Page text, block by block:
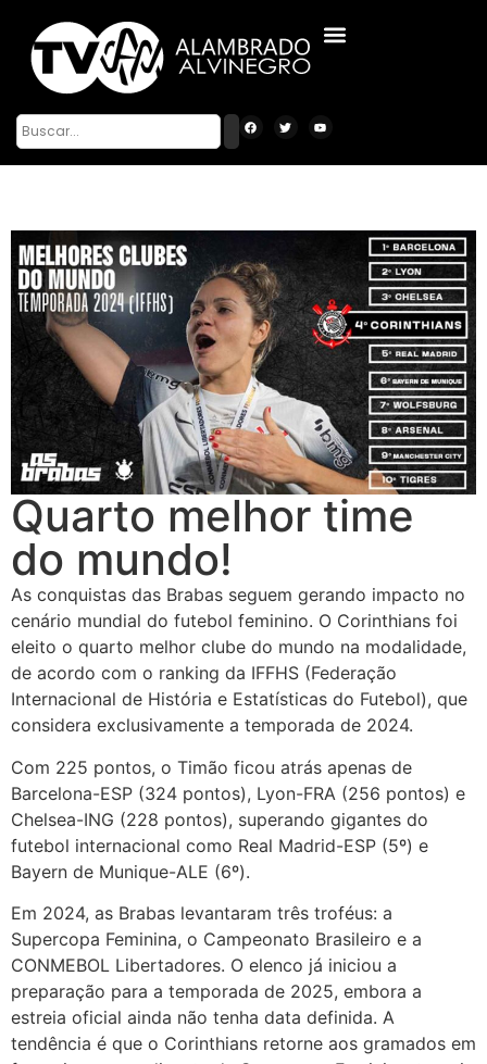
Quarto melhor time
do mundo!
As conquistas das Brabas seguem gerando impacto no
cenário mundial do futebol feminino. O Corinthians foi
eleito o quarto melhor clube do mundo na modalidade,
de acordo com o ranking da IFFHS (Federação
Internacional de História e Estatísticas do Futebol), que
considera exclusivamente a temporada de 2024.
Com 225 pontos, o Timão ficou atrás apenas de
Barcelona-ESP (324 pontos), Lyon-FRA (256 pontos) e
Chelsea-ING (228 pontos), superando gigantes do
futebol internacional como Real Madrid-ESP (5º) e
Bayern de Munique-ALE (6º).
Em 2024, as Brabas levantaram três troféus: a
Supercopa Feminina, o Campeonato Brasileiro e a
CONMEBOL Libertadores. O elenco já iniciou a
preparação para a temporada de 2025, embora a
estreia oficial ainda não tenha data definida. A
tendência é que o Corinthians retorne aos gramados em